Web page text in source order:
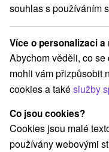
Apartmány
Kategorie
Všechny kategorie
Chaty na prenájom(2)
Vyberte lokalitu
souhlas s používáním
Více o personalizaci a
Abychom věděli, co
mohli vám přizpůsobit
cookies a takéslužby
Co jsou cookies?
Cookies jsou malé
používány webovými